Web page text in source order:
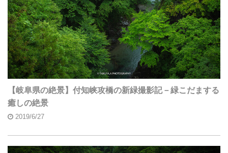
【岐阜県の絶景】付知峡攻橋の新緑撮影記－緑こだまする
癒しの絶景
2019/6/27